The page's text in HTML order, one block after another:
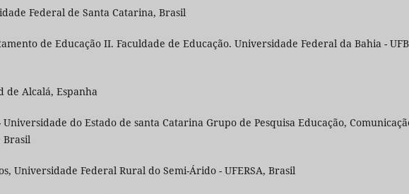
Federal de Santa Catarina, Brasil
de Educação II. Faculdade de Educação. Universidade Federal da Bahia -
de Alcalá, Espanha
do Estado de santa Catarina Grupo de Pesquisa Educação,
Brasil
Universidade Federal Rural do Semi-Árido - UFERSA, Brasil